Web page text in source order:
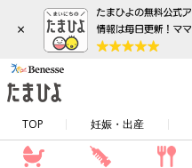
×
TOP 妊娠・出産